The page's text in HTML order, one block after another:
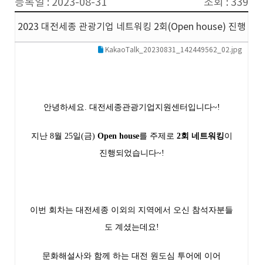
등록일 : 2023-08-31 조회 : 339
2023 대전세종 관광기업 네트워킹 2회(Open house) 진행
KakaoTalk_20230831_142449562_02.jpg
안녕하세요. 대전세종관광기업지원센터입니다~!
지난 8월 25일(금) Open house를 주제로 2회 네트워킹이
진행되었습니다~!
이번 회차는 대전세종 이외의 지역에서 오신 참석자분들
도 계셨는데요!
문화해설사와 함께 하는 대전 원도심 투어 에 이어